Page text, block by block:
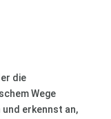
die
Wege
erkennst an,